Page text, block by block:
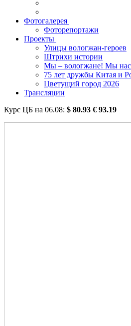
Фотогалерея
Фоторепортажи
Проекты
Улицы вологжан-героев
Штрихи истории
Мы – вологжане! Мы
75 лет дружбы Китая и
Цветущий город 2026
Трансляции
Курс ЦБ на 06.08: $ 80.93 € 93.19